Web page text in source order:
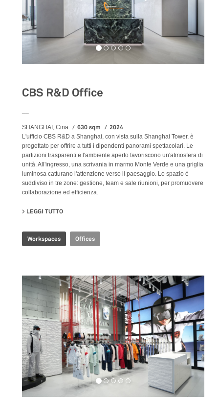
CBS R&D Office
SHANGHAI, Cina 630 sqm 2024
L'ufficio CBS R&D a Shanghai, con vista sulla Shanghai Tower, è
progettato per offrire a tutti i dipendenti panorami spettacolari. Le
partizioni trasparenti e l'ambiente aperto favoriscono un'atmosfera di
unità. All'ingresso, una scrivania in marmo Monte Verde e una griglia
luminosa catturano l'attenzione verso il paesaggio. Lo spazio è
suddiviso in tre zone: gestione, team e sale riunioni, per promuovere
collaborazione ed efficienza.
LEGGI TUTTO
Workspaces Offices